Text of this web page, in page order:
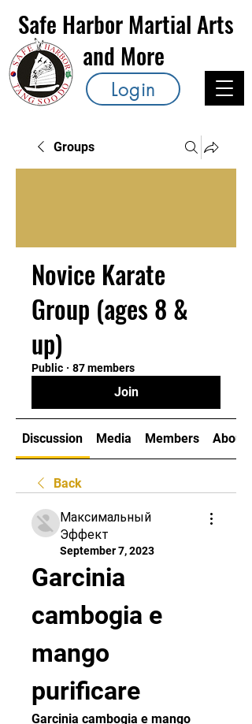
Safe Harbor Martial Arts
and More
Login
Groups
Novice Karate
Group (ages 8 &
up)
Public · 87 members
Join
Discussion Media Members About
Back
Максимальный
Эффект
September 7, 2023
Garcinia
cambogia e
mango
purificare
Garcinia cambogia e mango